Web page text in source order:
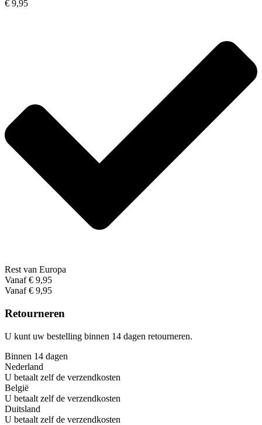
€ 9,95
Rest van Europa
Vanaf € 9,95
Vanaf € 9,95
Retourneren
U kunt uw bestelling binnen 14 dagen retourneren.
Binnen 14 dagen
Nederland
U betaalt zelf de verzendkosten
België
U betaalt zelf de verzendkosten
Duitsland
U betaalt zelf de verzendkosten